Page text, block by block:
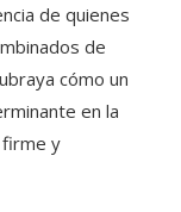
de quienes
de
cómo un
en la
firme y